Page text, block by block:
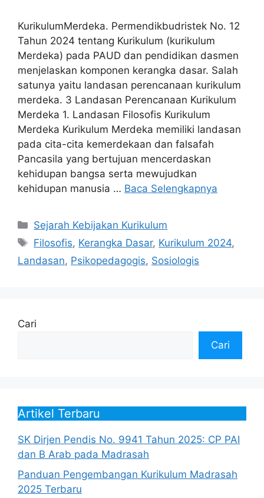
KurikulumMerdeka. Permendikbudristek No. 12
Tahun 2024 tentang Kurikulum (kurikulum
Merdeka) pada PAUD dan pendidikan dasmen
menjelaskan komponen kerangka dasar. Salah
satunya yaitu landasan perencanaan kurikulum
merdeka. 3 Landasan Perencanaan Kurikulum
Merdeka 1. Landasan Filosofis Kurikulum
Merdeka Kurikulum Merdeka memiliki landasan
pada cita-cita kemerdekaan dan falsafah
Pancasila yang bertujuan mencerdaskan
kehidupan bangsa serta mewujudkan
kehidupan manusia … Baca Selengkapnya
Kategori
Sejarah Kebijakan Kurikulum
Tag
Filosofis, Kerangka Dasar, Kurikulum 2024,
Landasan, Psikopedagogis, Sosiologis
Cari
Cari
Artikel Terbaru
SK Dirjen Pendis No. 9941 Tahun 2025: CP PAI
dan B Arab pada Madrasah
Panduan Pengembangan Kurikulum Madrasah
2025 Terbaru